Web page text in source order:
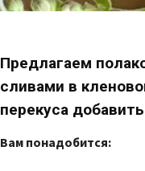
Предлагаем
сливами в
перекуса
Вам понадобится: